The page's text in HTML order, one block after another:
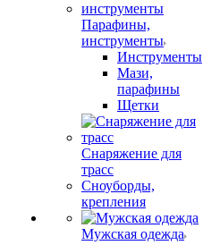
Парафины,
инструменты
Инструменты
Мази,
парафины
Щетки
Снаряжение для
трасс
Сноуборды,
крепления
Мужская одежда